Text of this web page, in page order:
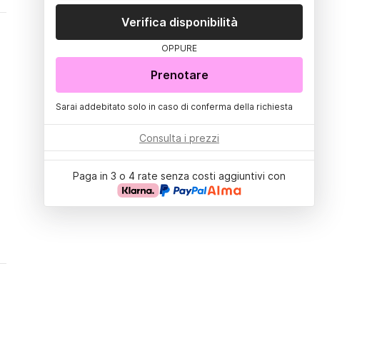
Verifica disponibilità
OPPURE
Prenotare
Sarai addebitato solo in caso di conferma della richiesta
Consulta i prezzi
Paga in 3 o 4 rate senza costi aggiuntivi con